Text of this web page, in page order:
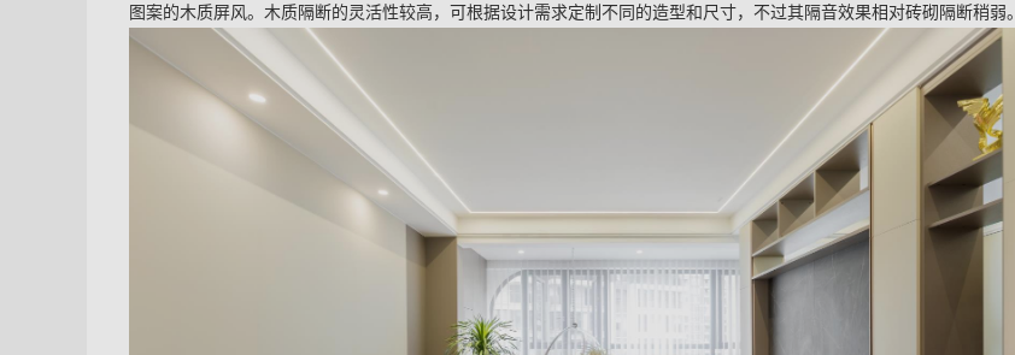
图案的木质屏风。木质隔断的灵活性较高，可根据设计需求定制不同的造型和尺寸，不过其隔音效果相对砖砌隔断稍弱。